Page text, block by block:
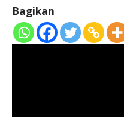
Bagikan